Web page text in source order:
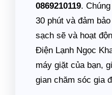
0869210119.
30 phút và đảm
sạch sẽ và hoạt
Điện Lạnh Ngọc
máy giặt của bạn,
gian chăm sóc gia